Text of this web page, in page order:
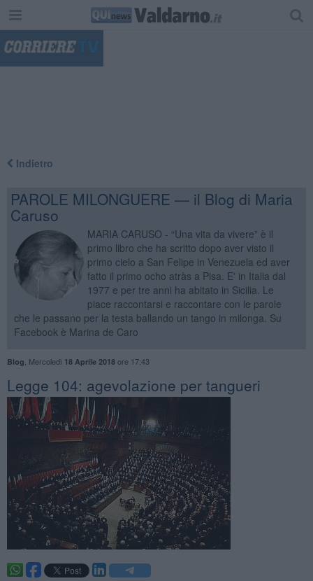
Indietro
PAROLE MILONGUERE — il Blog di Maria
Caruso
MARIA CARUSO - “Una vita da vivere” è il
primo libro che ha scritto dopo aver visto il
primo cielo a San Felipe in Venezuela ed aver
fatto il primo ocho atràs a Pisa. E' in Italia dal
1977 e per tre anni ha abitato in Sicilia. Le
piace raccontarsi e raccontare con le parole
che le passano per la testa ballando un tango in milonga. Su
Facebook è Marina de Caro
Blog Mercoledì 18 Aprile 2018ore 17:43
Legge 104: agevolazione per tangueri